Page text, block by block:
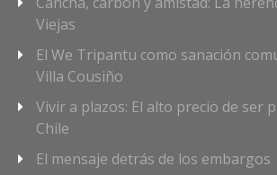
Viejas
El We Tripantu como sanación
Villa Cousiño
Vivir a plazos: El alto precio de ser
Chile
El mensaje detrás de los embargos